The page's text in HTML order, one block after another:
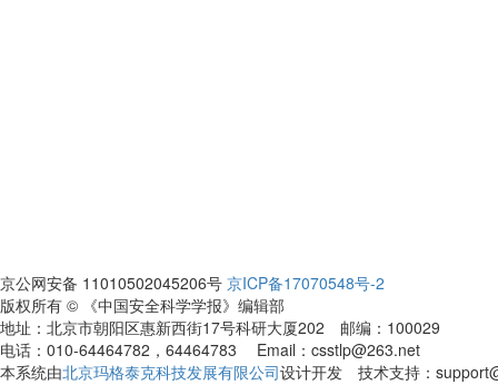
京公网安备 11010502045206号 京ICP备17070548号-2
版权所有 © 《中国安全科学学报》编辑部
地址：北京市朝阳区惠新西街17号科研大厦202 邮编：100029
电话：010-64464782，64464783 Email：csstlp@263.net
本系统由北京玛格泰克科技发展有限公司设计开发 技术支持：